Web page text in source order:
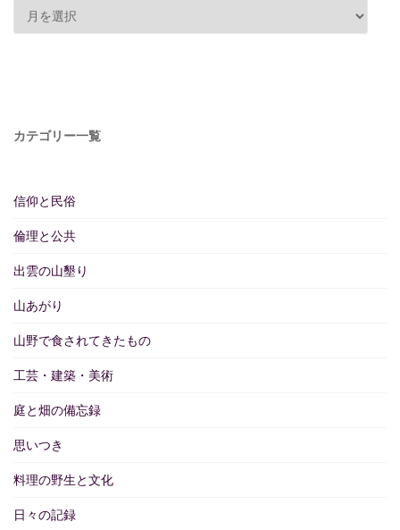
カテゴリー一覧
信仰と民俗
倫理と公共
出雲の山墾り
山あがり
山野で食されてきたもの
工芸・建築・美術
庭と畑の備忘録
思いつき
料理の野生と文化
日々の記録